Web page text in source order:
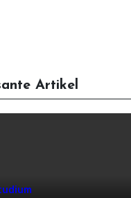
aus den Nationen
daß die Gnade Gottes
Artikel